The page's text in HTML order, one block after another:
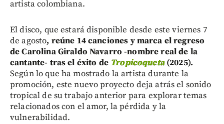
artista colombiana.
El disco, que estará disponible desde este viernes 7
de agosto, reúne 14 canciones y marca el regreso
de Carolina Giraldo Navarro -nombre real de la
cantante- tras el éxito de Tropicoqueta (2025).
Según lo que ha mostrado la artista durante la
promoción, este nuevo proyecto deja atrás el sonido
tropical de su trabajo anterior para explorar temas
relacionados con el amor, la pérdida y la
vulnerabilidad.